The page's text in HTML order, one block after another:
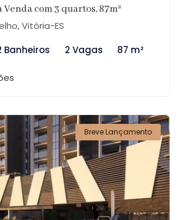
com 3 quartos, 87m²
Vitória-ES
Banheiros 2 Vagas 87 m²
Breve Lançamento